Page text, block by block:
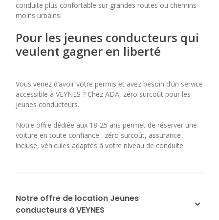
conduite plus confortable sur grandes routes ou chemins
moins urbains.
Pour les jeunes conducteurs qui
veulent gagner en liberté
Vous venez d’avoir votre permis et avez besoin d’un service
accessible à VEYNES ? Chez ADA, zéro surcoût pour les
jeunes conducteurs.
Notre offre dédiée aux 18-25 ans permet de réserver une
voiture en toute confiance : zéro surcoût, assurance
incluse, véhicules adaptés à votre niveau de conduite.
Notre offre de location Jeunes
conducteurs à VEYNES